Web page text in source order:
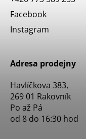
Facebook
Instagram
Adresa prodejny
Havlíčkova 383,
269 01 Rakovník
Po až Pá
od 8 do 16:30 hod